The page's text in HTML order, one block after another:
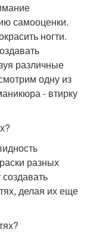
самооценки.
ногти.
различные
одну из
- втирку
разных
делая их еще